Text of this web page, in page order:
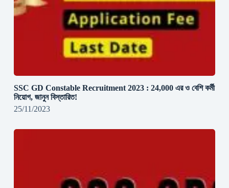
SSC GD Constable Recruitment 2023 : 24,000 এর ও বেশি কর্মী
নিয়োগ, জানুন বিস্তারিত!
25/11/2023